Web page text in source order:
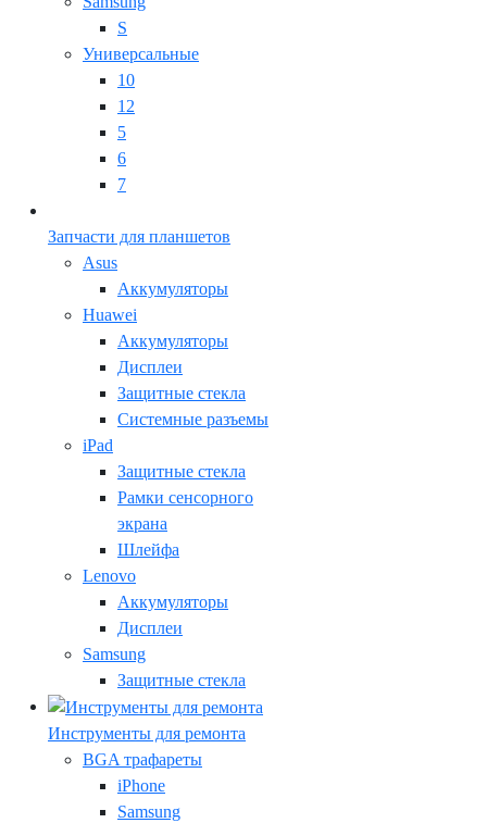
S
Универсальные
10
12
5
6
7
Запчасти для планшетов
Asus
Аккумуляторы
Huawei
Аккумуляторы
Дисплеи
Защитные стекла
Системные разъемы
iPad
Защитные стекла
Рамки сенсорного
экрана
Шлейфа
Lenovo
Аккумуляторы
Дисплеи
Samsung
Защитные стекла
Инструменты для ремонта
BGA трафареты
iPhone
Samsung